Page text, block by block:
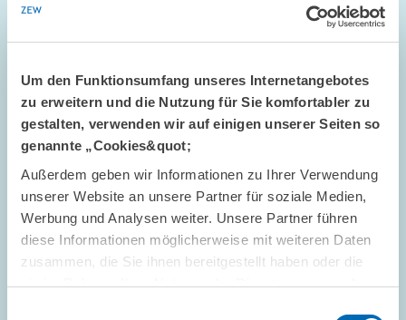
Um den Funktionsumfang unseres Internetangebotes
zu erweitern und die Nutzung für Sie komfortabler zu
gestalten, verwenden wir auf einigen unserer Seiten so
genannte „Cookies&quot;
Außerdem geben wir Informationen zu Ihrer Verwendung
unserer Website an unsere Partner für soziale Medien,
Werbung und Analysen weiter. Unsere Partner führen
diese Informationen möglicherweise mit weiteren Daten
zusammen, die Sie ihnen bereitgestellt haben oder die
sie im Rahmen Ihrer Nutzung der Dienste gesammelt
STANDPUNKT // 16.07.2026
Mehr Flexibilität ist nicht automatisch
besser: Die ETS-Reform darf das Preissignal
nicht entkernen // Standpunkt von Sebastian